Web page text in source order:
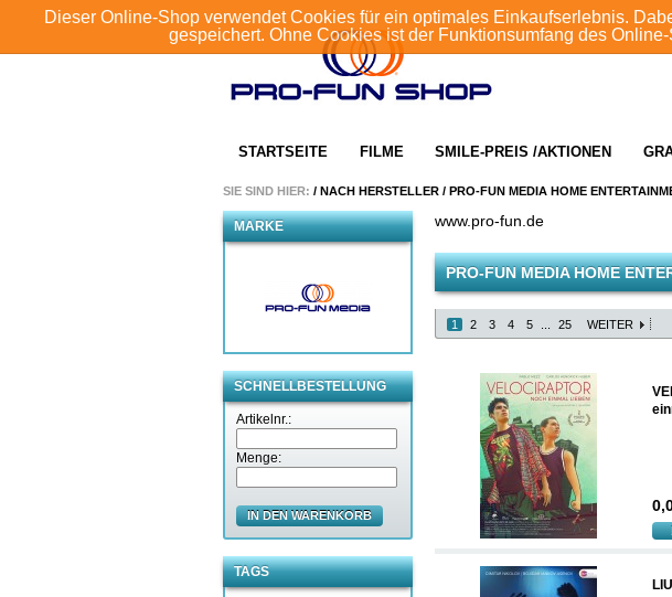
Dieser Online-Shop verwendet Cookies für ein optimales Einkaufserlebnis.
gespeichert. Ohne Cookies ist der Funktionsumfang des
STARTSEITE FILME SMILE-PREIS /AKTIONEN
SIE SIND HIER: / NACH HERSTELLER / PRO-FUN MEDIA HOME
MARKE
SCHNELLBESTELLUNG
Artikelnr.:
Menge:
IN DEN WARENKORB
TAGS
www.pro-fun.de
PRO-FUN MEDIA HOME
1 2 3 4 5 25 WEITER